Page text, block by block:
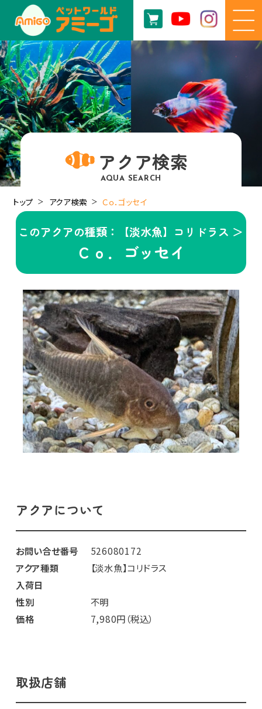
アクア検索
AQUA SEARCH
トップ アクア検索 Ｃｏ．ゴッセイ
このアクアの種類：【淡水魚】コリドラス ＞
Ｃｏ．ゴッセイ
アクアについて
お問い合せ番号
526080172
アクア種類
【淡水魚】コリドラス
入荷日
性別
不明
価格
7,980円（税込）
取扱店舗